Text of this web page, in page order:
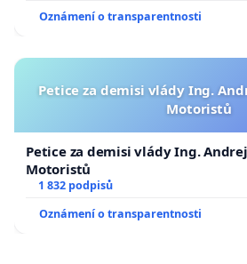
Oznámení o transparentnosti
Petice za demisi vlády Ing.
Motoristů
Petice za demisi vlády Ing.
Motoristů
1 832 podpisů
Oznámení o transparentnosti